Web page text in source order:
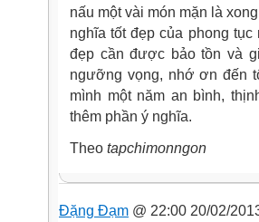
nấu một vài món mặn là
nghĩa tốt đẹp của phong
đẹp cần được bảo tồn và
ngưỡng vọng, nhớ ơn đến
mình một năm an bình,
thêm phần ý nghĩa.
Theo tapchimonngon
Đặng Đạm @ 22:00 20/02/